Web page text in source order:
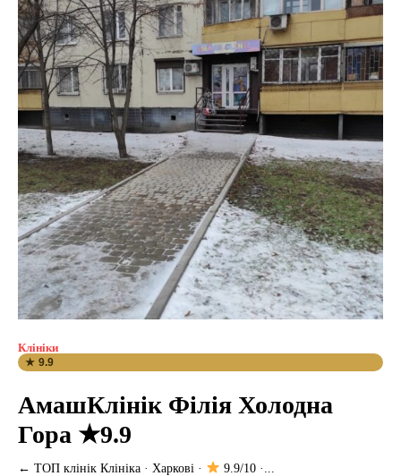
Клініки
★ 9.9
АмашКлінік Філія Холодна
Гора ★9.9
← ТОП клінік Клініка · Харкові · 9.9/10 ·...